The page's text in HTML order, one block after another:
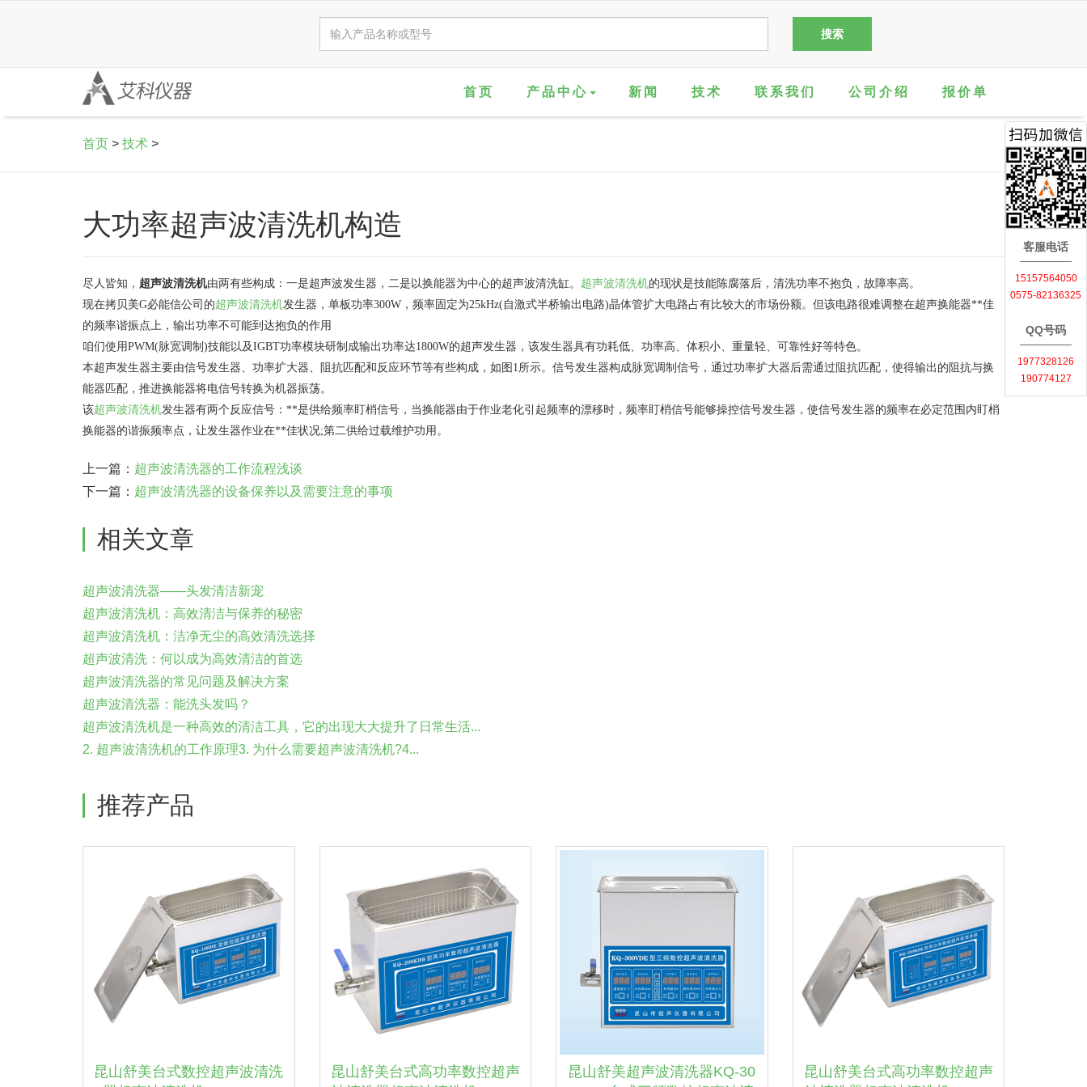
首页 产品中心 新闻 技术 联系我们 公司介绍 报价单
首页 > 技术 >
大功率超声波清洗机构造
尽人皆知， 超声波清洗机由两有些构成：一是超声波发生器，二是以换能器为中心的超声波清洗缸。 超声波清洗机的现状是技能陈腐落后，清洗功率不抱负，故障率高。
现在拷贝美G必能信公司的超声波清洗机发生器，单板功率300W，频率固定为25kHz(自激式半桥输出电路)晶体管扩大电路占有比较大的市场份额。但该电路很难调整在超声换能器**佳
的频率谐振点上，输出功率不可能到达抱负的作用
咱们使用PWM(脉宽调制)技能以及IGBT功率模块研制成输出功率达1800W的超声发生器，该发生器具有功耗低、功率高、体积小、重量轻、可靠性好等特色。
本超声发生器主要由信号发生器、功率扩大器、阻抗匹配和反应环节等有些构成，如图1所示。信号发生器构成脉宽调制信号，通过功率扩大器后需通过阻抗匹配，使得输出的阻抗与换
能器匹配，推进换能器将电信号转换为机器振荡。
该超声波清洗机发生器有两个反应信号：**是供给频率盯梢信号，当换能器由于作业老化引起频率的漂移时，频率盯梢信号能够操控信号发生器，使信号发生器的频率在必定范围内盯梢
换能器的谐振频率点，让发生器作业在**佳状况;第二供给过载维护功用。
上一篇： 超声波清洗器的工作流程浅谈
下一篇： 超声波清洗器的设备保养以及需要注意的事项
相关文章
超声波清洗器——头发清洁新宠
超声波清洗机：高效清洁与保养的秘密
超声波清洗机：洁净无尘的高效清洗选择
超声波清洗：何以成为高效清洁的首选
超声波清洗器的常见问题及解决方案
超声波清洗器：能洗头发吗？
超声波清洗机是一种高效的清洁工具，它的出现大大提升了日常生活...
2. 超声波清洗机的工作原理3. 为什么需要超声波清洗机?4...
推荐产品
昆山舒美台式数控超声波清洗
昆山舒美台式高功率数控超声
昆山舒美超声波清洗器KQ-30
昆山舒美台式高功率数控超声
客服电话
15157564050
0575-82136325
QQ号码
1977328126
190774127